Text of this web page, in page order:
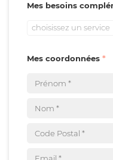
Mes besoins
choisissez un service
Mes coordonnées